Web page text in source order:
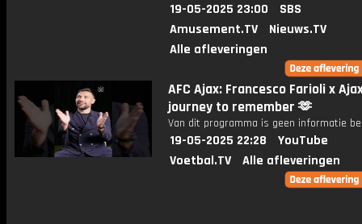
19-05-2025 23:00
SBS
Amusement.TV
Nieuws.TV
Alle afleveringen
AFC Ajax: Francesco Farioli x
journey to remember 🫶
Van dit programma is geen informatie
19-05-2025 22:28
YouTube
Voetbal.TV
Alle afleveringen